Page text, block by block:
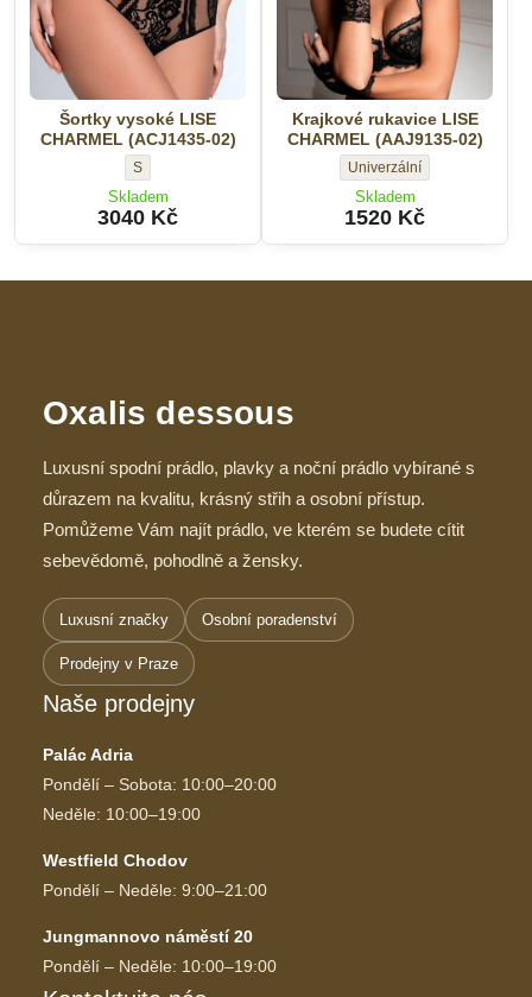
Šortky vysoké LISE
CHARMEL (ACJ1435-02)
Šortky
vysoké
LISE
02)
S
Skladem
3040 Kč
Krajkové rukavice LISE
CHARMEL (AAJ9135-02)
Krajkové
rukavice
LISE
02)
Univerzální
Skladem
1520 Kč
Oxalis dessous
Luxusní spodní prádlo, plavky a noční prádlo vybírané s
důrazem na kvalitu, krásný střih a osobní přístup.
Pomůžeme Vám najít prádlo, ve kterém se budete cítit
sebevědomě, pohodlně a žensky.
Luxusní značky Osobní poradenství
Prodejny v Praze
Naše prodejny
Palác Adria
Pondělí – Sobota: 10:00–20:00
Neděle: 10:00–19:00
Westfield Chodov
Pondělí – Neděle: 9:00–21:00
Jungmannovo náměstí 20
Pondělí – Neděle: 10:00–19:00